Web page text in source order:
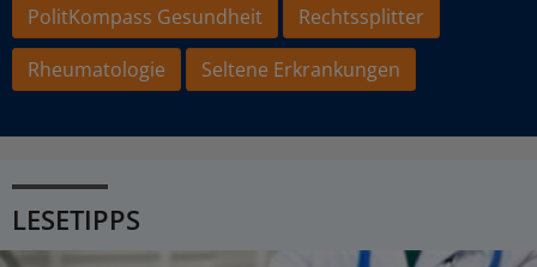
PolitKompass Gesundheit
Rechtssplitter
Rheumatologie
Seltene Erkrankungen
LESETIPPS